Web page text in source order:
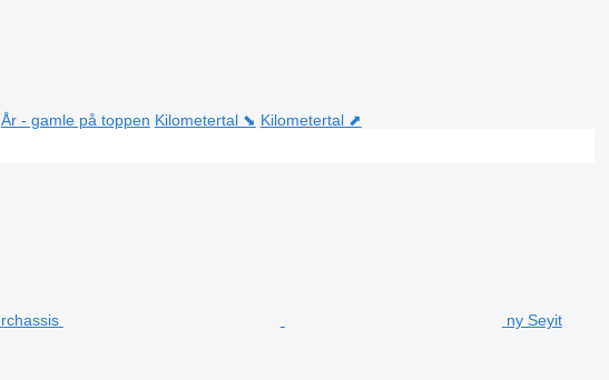
År - gamle på toppen Kilometertal ⬊ Kilometertal ⬈
ny Seyit